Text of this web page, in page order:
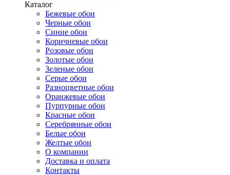
Каталог
Бежевые обои
Черные обои
Синие обои
Коричневые обои
Розовые обои
Золотые обои
Зеленые обои
Серые обои
Разноцветные обои
Оранжевые обои
Пурпурные обои
Красные обои
Серебрянные обои
Белые обои
Желтые обои
О компании
Доставка и оплата
Контакты